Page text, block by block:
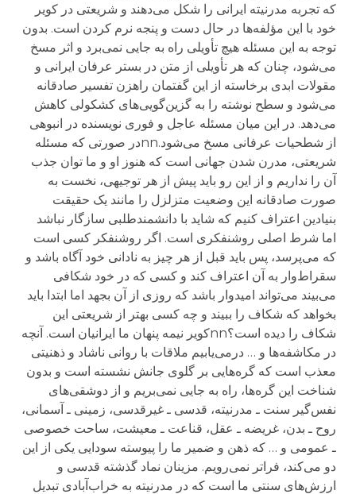
که تجربه مدرنیته ایرانی را شکل می‌دهند و شریعتی در کویر
خود با این مؤلفه‌ها در حال دست و پنجه نرم کردن است. بدون
توجه به این مسئله هیچ تأویلی راه به جایی نمی‌برد و اثر مسخ
می‌شود، چنان که هر تأویلی از متن در بستر عرفان ایرانی و
مقولات ابدی برخاسته از این گفتمان راهزن تفسیر صادقانه
می‌شود و سطح نوشته را به گزین‌گویی‌های کشکولی کاهش
می‌دهد. در این میان مسئله عاجل و فوری نویسنده در انبوهی
از شطحیات عرفانی مسخ می‌شود.nnدر صورتی که مسئله
شریعتی، مدرن شدن جهانی است که هنوز او و ما توان جذب
آن را نداریم و از این‌ رو باید پیش از هر توجیهی، نخست به
صورت صادقانه این وضعیت متزلزل را مانند یک حقیقت
بنیادین اعتراف کنیم که شاید با دانشمندطلبی سازگار نباشد
اما شرط اصلی روشنفکری است. اگر روشنفکر کسی است
که می‌پرسد، پس باید قبل از هر چیز به نادانی خود آگاه باشد و
سقراط‌وار به آن اعتراف کند و کسی که در خود شکافی
می‌بیند می‌تواند امیدوار باشد که روزی از آن بجهد اما ابتدا باید
بخواهد که شکاف را ببیند و چه کسی بهتر از شریعتی این
شکاف را دیده است؟nnکویر نیمه پنهان ما ایرانیان است. آنچه
در مکاشفه‌ها و … درمی‌یابیم ملاقات با روانی ناشاد و ذهنیتی
معذب است که گره‌هایی بر گلوی جانش نشسته است و بدون
شناخت این گره‌ها، راه به جایی نمی‌بریم و از دوشقی‌های
نفس‌گیر سنت ـ مدرنیته، قدسی ـ غیرقدسی، زمینی ـ آسمانی،
روح ـ بدن، غریضه ـ عقل، قناعت ـ معیشت، ساحت خصوصی
ـ عمومی و … که ذهن و ضمیر ما را پیوسته سودایی یکی از این
دو می‌کند، فراتر نمی‌رویم. مزینان نماد گذشته قدسی و
ارزش‌های سنتی ما است که در مدرنیته به خراب‌آبادی تبدیل